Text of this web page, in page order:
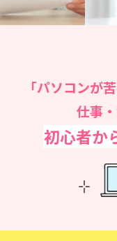
無料
受付時
「パソコンが
仕事
初心者か